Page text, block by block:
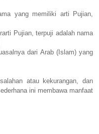
yang memiliki arti Pujian,
Pujian, terpuji adalah nama
dari Arab (Islam) yang
atau kekurangan, dan
ini membawa manfaat